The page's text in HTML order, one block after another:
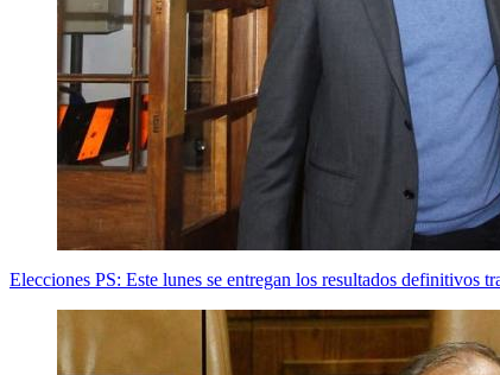
Elecciones PS: Este lunes se entregan los resultados definitivos